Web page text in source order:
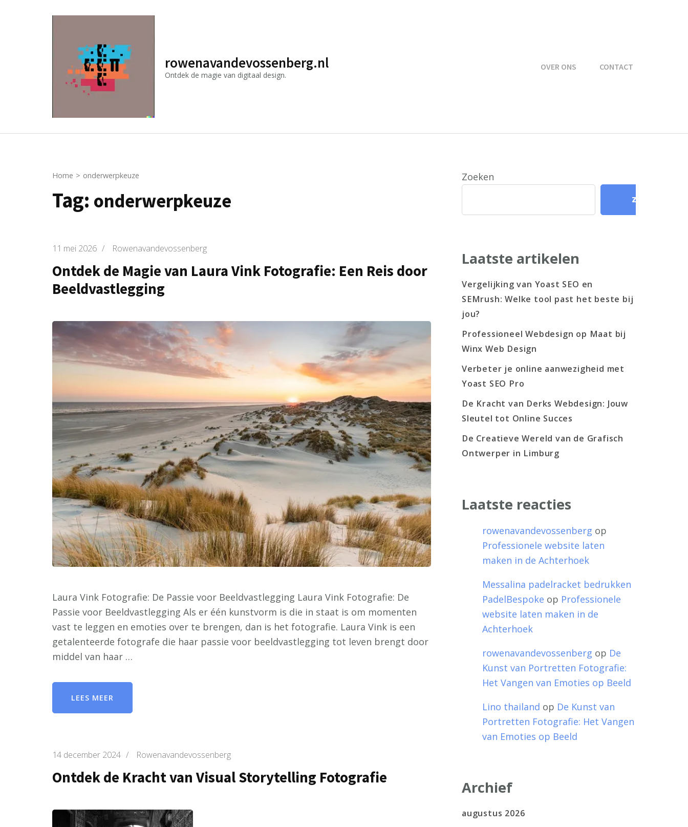
rowenavandevossenberg.nl
Ontdek de magie van digitaal design.
OVER ONS CONTACT
Home > onderwerpkeuze
Tag: onderwerpkeuze
11 mei 2026 / Rowenavandevossenberg
Ontdek de Magie van Laura Vink Fotografie: Een Reis door
Beeldvastlegging
Laura Vink Fotografie: De Passie voor Beeldvastlegging Laura Vink Fotografie: De
Passie voor Beeldvastlegging Als er één kunstvorm is die in staat is om momenten
vast te leggen en emoties over te brengen, dan is het fotografie. Laura Vink is een
getalenteerde fotografe die haar passie voor beeldvastlegging tot leven brengt door
middel van haar …
LEES MEER
14 december 2024 / Rowenavandevossenberg
Ontdek de Kracht van Visual Storytelling Fotografie
Zoeken
Zoeken
Laatste artikelen
Vergelijking van Yoast SEO en
SEMrush: Welke tool past het beste bij
jou?
Professioneel Webdesign op Maat bij
Winx Web Design
Verbeter je online aanwezigheid met
Yoast SEO Pro
De Kracht van Derks Webdesign: Jouw
Sleutel tot Online Succes
De Creatieve Wereld van de Grafisch
Ontwerper in Limburg
Laatste reacties
rowenavandevossenberg op
Professionele website laten
maken in de Achterhoek
Messalina padelracket bedrukken
PadelBespoke op Professionele
website laten maken in de
Achterhoek
rowenavandevossenberg op De
Kunst van Portretten Fotografie:
Het Vangen van Emoties op Beeld
Lino thailand op De Kunst van
Portretten Fotografie: Het Vangen
van Emoties op Beeld
Archief
augustus 2026